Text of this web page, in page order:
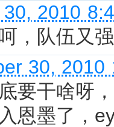
2010
，队伍又
30, 2010
要干啥呀
恩墨了，